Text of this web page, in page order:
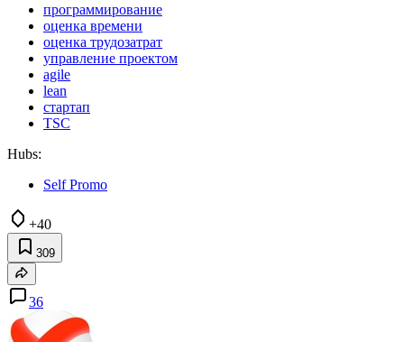
программирование
оценка времени
оценка трудозатрат
управление проектом
agile
lean
стартап
TSC
Hubs:
Self Promo
+40
309
36